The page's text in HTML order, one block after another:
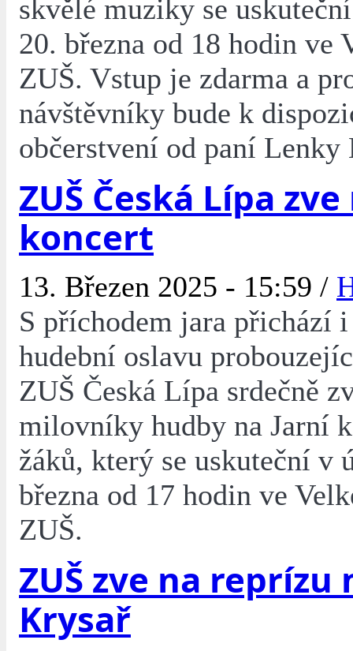
skvělé muziky se
20. března od 18 hodin ve
ZUŠ. Vstup je zdarma a
návštěvníky bude k
občerstvení od paní Lenky
ZUŠ Česká Lípa
koncert
13. Březen 2025 - 15:59 /
S příchodem jara přichází i
hudební oslavu
ZUŠ Česká Lípa srdečně
milovníky hudby na Jarní
žáků, který se uskuteční v
března od 17 hodin ve
ZUŠ.
ZUŠ zve na
Krysař